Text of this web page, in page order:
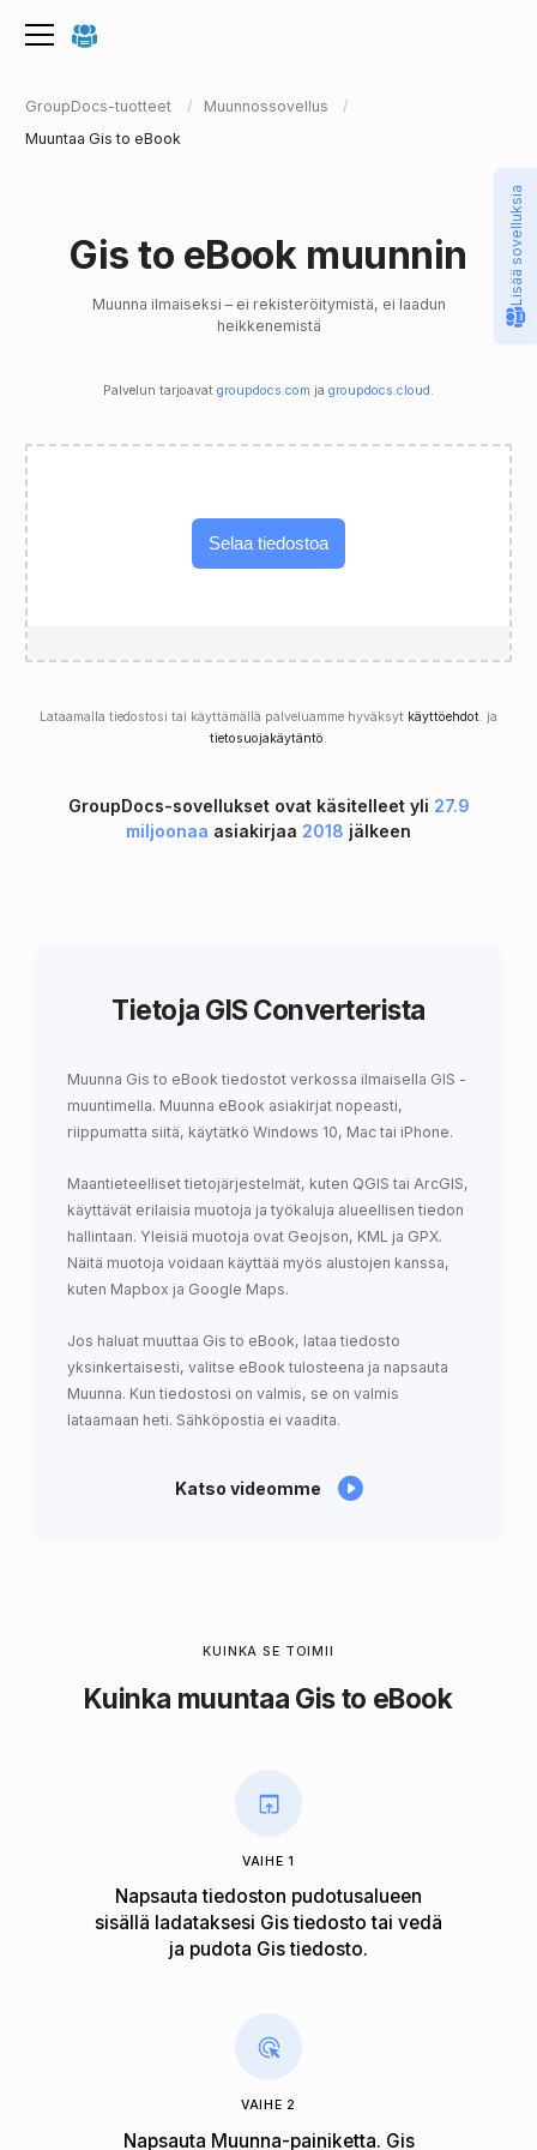
GroupDocs-tuotteet
Muunnossovellus
Muuntaa Gis to eBook
Gis to eBook muunnin
Muunna ilmaiseksi – ei rekisteröitymistä, ei laadun
heikkenemistä
Palvelun tarjoavat groupdocs.com ja groupdocs.cloud .
Selaa tiedostoa
Lataamalla tiedostosi tai käyttämällä palveluamme hyväksyt käyttöehdot. ja
tietosuojakäytäntö.
GroupDocs-sovellukset ovat käsitelleet yli 27.9
miljoonaa asiakirjaa 2018 jälkeen
Tietoja GIS Converterista
Muunna Gis to eBook tiedostot verkossa ilmaisella GIS -
muuntimella. Muunna eBook asiakirjat nopeasti,
riippumatta siitä, käytätkö Windows 10, Mac tai iPhone.
Maantieteelliset tietojärjestelmät, kuten QGIS tai ArcGIS,
käyttävät erilaisia ​​muotoja ja työkaluja alueellisen tiedon
hallintaan. Yleisiä muotoja ovat Geojson, KML ja GPX.
Näitä muotoja voidaan käyttää myös alustojen kanssa,
kuten Mapbox ja Google Maps.
Jos haluat muuttaa Gis to eBook, lataa tiedosto
yksinkertaisesti, valitse eBook tulosteena ja napsauta
Muunna. Kun tiedostosi on valmis, se on valmis
lataamaan heti. Sähköpostia ei vaadita.
Katso videomme
KUINKA SE TOIMII
Kuinka muuntaa Gis to eBook
VAIHE 1
Napsauta tiedoston pudotusalueen
sisällä ladataksesi Gis tiedosto tai vedä
ja pudota Gis tiedosto.
VAIHE 2
Napsauta Muunna-painiketta. Gis
Lisää sovelluksia